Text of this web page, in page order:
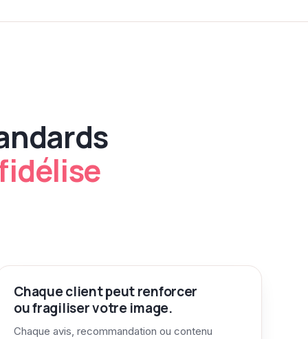
Chaque client peut renforcer
ou fragiliser votre image.
Chaque avis, recommandation ou contenu